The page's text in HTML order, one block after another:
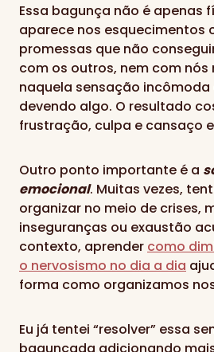
Essa bagunça não é apenas
aparece nos esquecimentos
promessas que não
com os outros, nem com nós
naquela sensação
devendo algo. O resultado
frustração, culpa e cansaço
Outro ponto importante é a
emocional. Muitas vezes,
organizar no meio de crises,
inseguranças ou exaustão
contexto, aprender como
o nervosismo no dia a dia
forma como organizamos
Eu já tentei “resolver” essa
bagunçada adicionando